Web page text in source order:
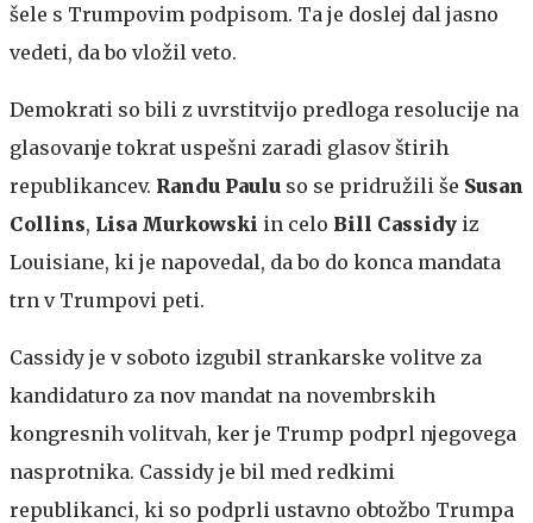
šele s Trumpovim podpisom. Ta je doslej dal jasno
vedeti, da bo vložil veto.
Demokrati so bili z uvrstitvijo predloga resolucije na
glasovanje tokrat uspešni zaradi glasov štirih
republikancev. Randu Paulu so se pridružili še Susan
Collins, Lisa Murkowski in celo Bill Cassidy iz
Louisiane, ki je napovedal, da bo do konca mandata
trn v Trumpovi peti.
Cassidy je v soboto izgubil strankarske volitve za
kandidaturo za nov mandat na novembrskih
kongresnih volitvah, ker je Trump podprl njegovega
nasprotnika. Cassidy je bil med redkimi
republikanci, ki so podprli ustavno obtožbo Trumpa